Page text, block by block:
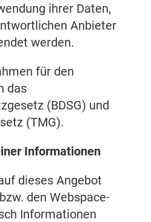
ihrer Daten,
Anbieter
werden.
für den
das
(BDSG) und
(TMG).
Informationen
dieses Angebot
den Webspace-
Informationen